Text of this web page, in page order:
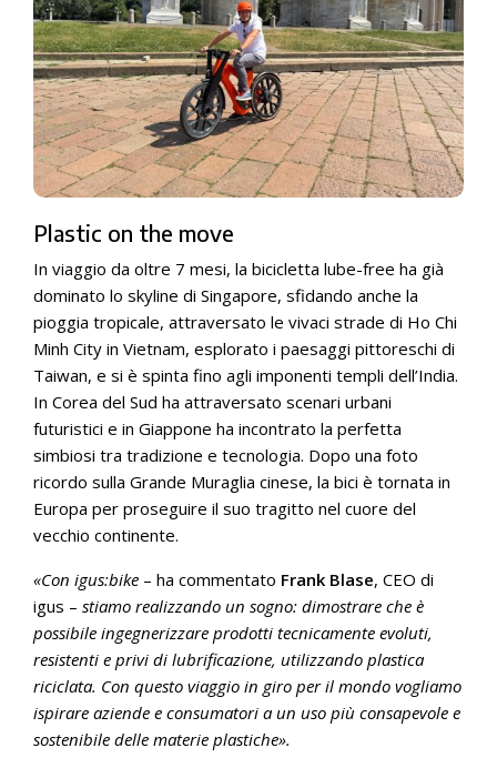
Plastic on the move
In viaggio da oltre 7 mesi, la bicicletta lube-free ha già
dominato lo skyline di Singapore, sfidando anche la
pioggia tropicale, attraversato le vivaci strade di Ho Chi
Minh City in Vietnam, esplorato i paesaggi pittoreschi di
Taiwan, e si è spinta fino agli imponenti templi dell’India.
In Corea del Sud ha attraversato scenari urbani
futuristici e in Giappone ha incontrato la perfetta
simbiosi tra tradizione e tecnologia. Dopo una foto
ricordo sulla Grande Muraglia cinese, la bici è tornata in
Europa per proseguire il suo tragitto nel cuore del
vecchio continente.
«Con igus:bike – ha commentato Frank Blase, CEO di
igus – stiamo realizzando un sogno: dimostrare che è
possibile ingegnerizzare prodotti tecnicamente evoluti,
resistenti e privi di lubrificazione, utilizzando plastica
riciclata. Con questo viaggio in giro per il mondo vogliamo
ispirare aziende e consumatori a un uso più consapevole e
sostenibile delle materie plastiche».